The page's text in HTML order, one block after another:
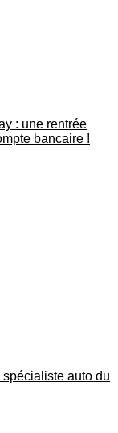
: une rentrée
bancaire !
auto du